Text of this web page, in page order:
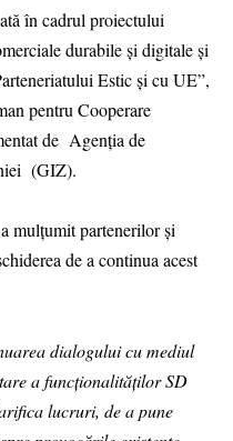
în cadrul proiectului
durabile și digitale și
Estic și cu UE”,
pentru Cooperare
de Agenția de
(GIZ).
mulțumit partenerilor și
de a continua acest
dialogului cu mediul
a funcționalităților SD
lucruri, de a pune